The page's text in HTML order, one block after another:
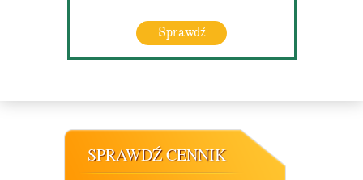
Sprawdź
SPRAWDŹ CENNIK